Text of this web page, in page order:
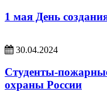
1 мая День
30.04.2024
Студенты-
охраны России